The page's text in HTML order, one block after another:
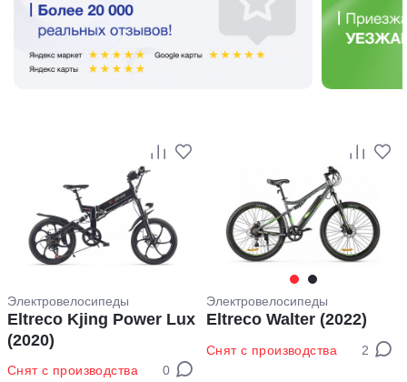
Электровелосипеды
Eltreco Kjing Power Lux
(2020)
Снят с производства 0
Электровелосипеды
Eltreco Walter (2022)
Снят с производства 2